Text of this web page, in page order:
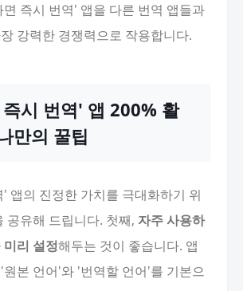
면 즉시 번역' 앱을 다른 번역 앱들과
강력한 경쟁력으로 작용합니다.
시 번역' 앱 200% 활
만의 꿀팁
앱의 진정한 가치를 극대화하기 위
공유해 드립니다. 첫째, 자주 사용하
리 설정해두는 것이 좋습니다. 앱
본 언어'와 '번역할 언어'를 기본으